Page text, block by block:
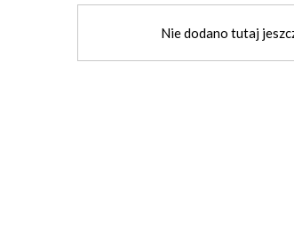
Nie dodano tutaj